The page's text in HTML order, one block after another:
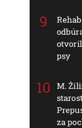
psy
M.
za